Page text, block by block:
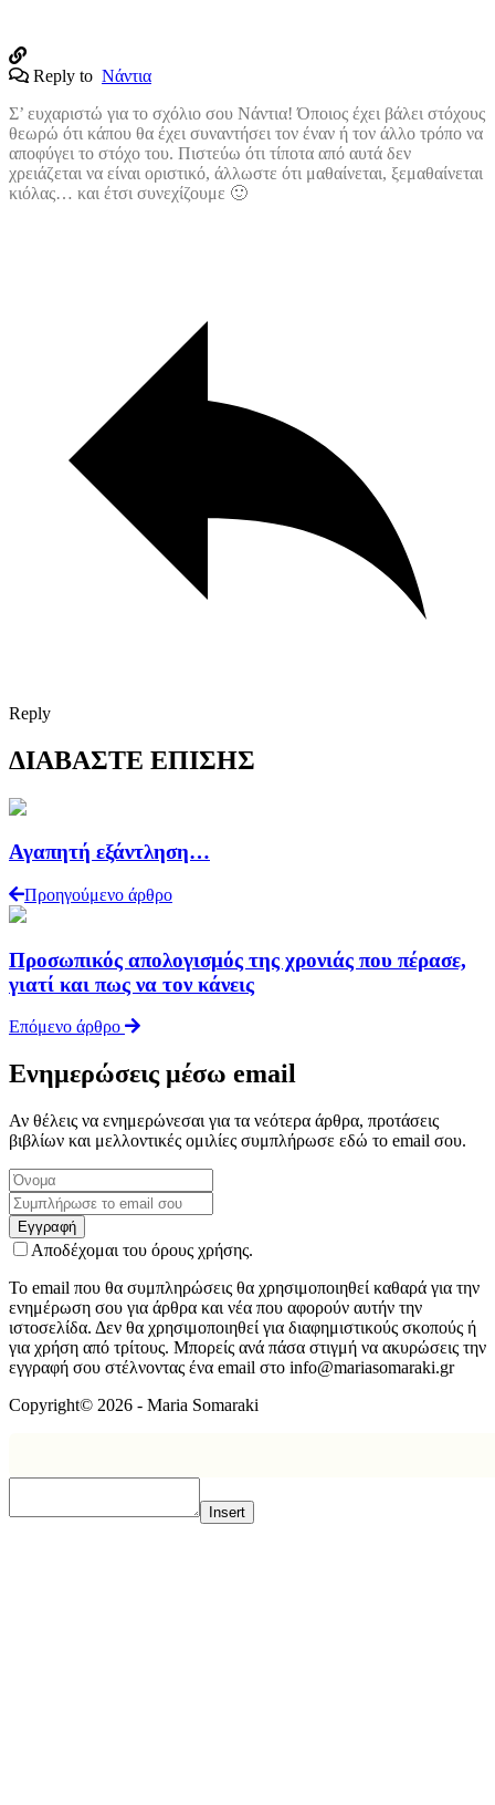
Reply to Νάντια
Σ’ ευχαριστώ για το σχόλιο σου Νάντια! Όποιος έχει βάλει στόχους
θεωρώ ότι κάπου θα έχει συναντήσει τον έναν ή τον άλλο τρόπο να
αποφύγει το στόχο του. Πιστεύω ότι τίποτα από αυτά δεν
χρειάζεται να είναι οριστικό, άλλωστε ότι μαθαίνεται, ξεμαθαίνεται
κιόλας… και έτσι συνεχίζουμε 🙂
Reply
ΔΙΑΒΑΣΤΕ ΕΠΙΣΗΣ
Αγαπητή εξάντληση…
Προηγούμενο άρθρο
Προσωπικός απολογισμός της χρονιάς που πέρασε,
γιατί και πως να τον κάνεις
Επόμενο άρθρο
Ενημερώσεις μέσω email
Αν θέλεις να ενημερώνεσαι για τα νεότερα άρθρα, προτάσεις
βιβλίων και μελλοντικές ομιλίες συμπλήρωσε εδώ το email σου.
Αποδέχομαι του όρους χρήσης.
Το email που θα συμπληρώσεις θα χρησιμοποιηθεί καθαρά για την
ενημέρωση σου για άρθρα και νέα που αφορούν αυτήν την
ιστοσελίδα. Δεν θα χρησιμοποιηθεί για διαφημιστικούς σκοπούς ή
για χρήση από τρίτους. Μπορείς ανά πάσα στιγμή να ακυρώσεις την
εγγραφή σου στέλνοντας ένα email στο info@mariasomaraki.gr
Copyright© 2026 - Maria Somaraki
Insert